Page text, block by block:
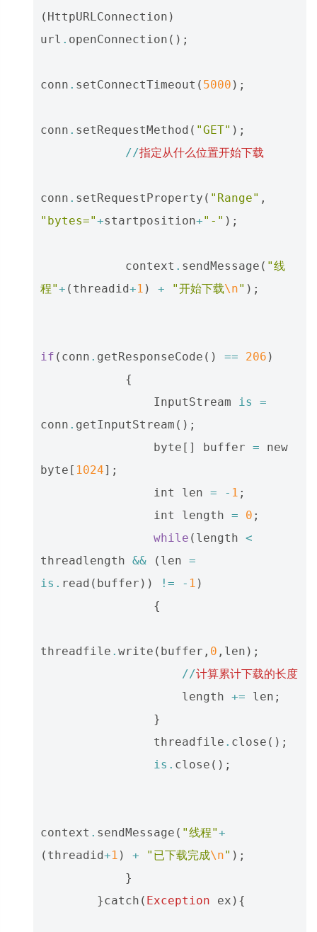
( HttpURLConnection )
url . openConnection ();
conn . setConnectTimeout ( 5000 );
conn . setRequestMethod ( "GET" );
//指定从什么位置开始下载
conn . setRequestProperty ( "Range" ,
"bytes="+startposition+"-" );
context . sendMessage ( "线
程"+ ( threadid+1 ) + "开始下载\n" );
if ( conn . getResponseCode () == 206 )
{
InputStream
is
=
conn . getInputStream ();
byte [] buffer =
new
byte [ 1024];
int
len = - 1 ;
int
length = 0 ;
while ( length <
threadlength && ( len =
is . read ( buffer )) != - 1 )
{
threadfile . write ( buffer , 0 , len );
//计算累计下载的长度
length += len ;
}
threadfile . close ();
is . close ();
context . sendMessage ( "线程"+
( threadid+1 ) + "已下载完成\n" );
}
}catch ( Exception ex ){